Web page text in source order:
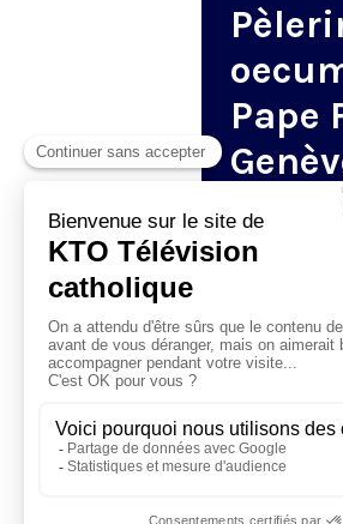
Pape
Le 21 juin, le
pour un